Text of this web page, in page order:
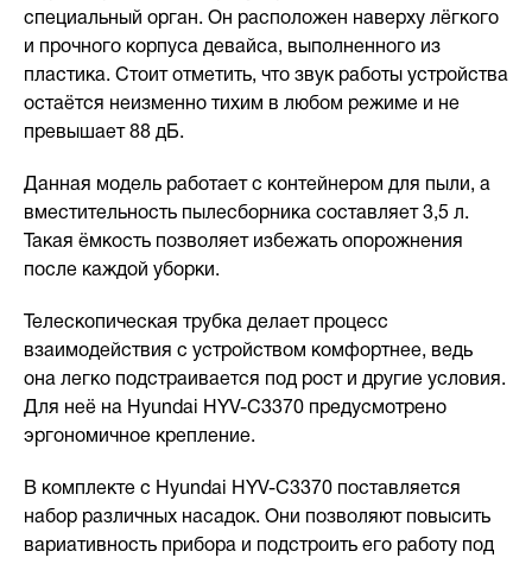
специальный орган. Он расположен наверху лёгкого
и прочного корпуса девайса, выполненного из
пластика. Стоит отметить, что звук работы устройства
остаётся неизменно тихим в любом режиме и не
превышает 88 дБ.
Данная модель работает с контейнером для пыли, а
вместительность пылесборника составляет 3,5 л.
Такая ёмкость позволяет избежать опорожнения
после каждой уборки.
Телескопическая трубка делает процесс
взаимодействия с устройством комфортнее, ведь
она легко подстраивается под рост и другие условия.
Для неё на Hyundai HYV-C3370 предусмотрено
эргономичное крепление.
В комплекте с Hyundai HYV-C3370 поставляется
набор различных насадок. Они позволяют повысить
вариативность прибора и подстроить его работу под